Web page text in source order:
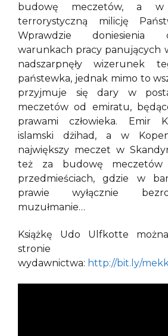
budowę meczetów, a
terrorystyczną milicję
Wprawdzie doniesienia
warunkach pracy panujących
nadszarpnęły wizerunek
państewka, jednak mimo to
przyjmuje się dary w
meczetów od emiratu,
prawami człowieka. Emir
islamski dżihad, a w
największy meczet w
też za budowę meczetów
przedmieściach, gdzie w
prawie wyłącznie
muzułmanie…
Książkę Udo Ulfkotte
stronie
wydawnictwa: http://bit.ly/